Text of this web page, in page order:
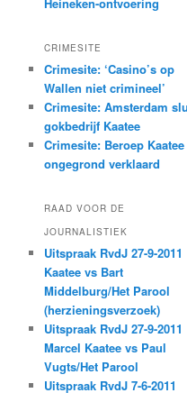
CRIMESITE
Crimesite: ‘Casino’s op
Wallen niet crimineel’
Crimesite: Amsterdam
gokbedrijf Kaatee
Crimesite: Beroep Kaatee
ongegrond verklaard
RAAD VOOR DE
JOURNALISTIEK
Uitspraak RvdJ 27-9-2011
Kaatee vs Bart
Middelburg/Het Parool
(herzieningsverzoek)
Uitspraak RvdJ 27-9-2011
Marcel Kaatee vs Paul
Vugts/Het Parool
Uitspraak RvdJ 7-6-2011